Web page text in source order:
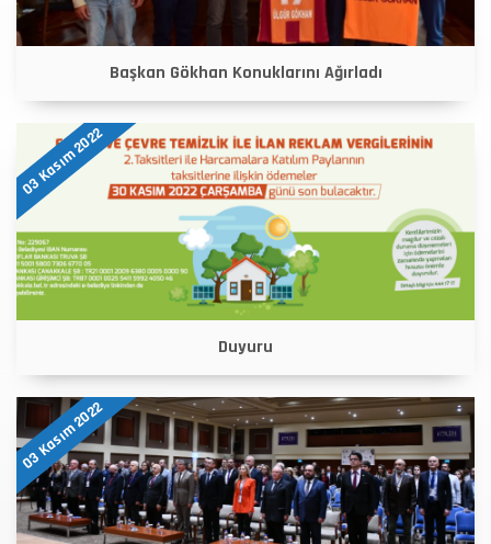
Başkan Gökhan Konuklarını Ağırladı
03 Kasım 2022
Duyuru
03 Kasım 2022